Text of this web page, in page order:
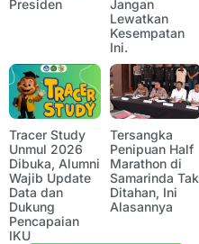
Presiden
Jangan
Lewatkan
Kesempatan
Ini.
Tracer Study
Unmul 2026
Dibuka, Alumni
Wajib Update
Data dan
Dukung
Pencapaian
IKU
Tersangka
Penipuan Half
Marathon di
Samarinda Tak
Ditahan, Ini
Alasannya